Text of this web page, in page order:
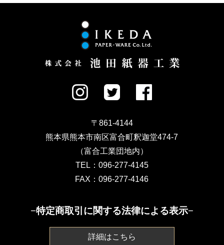
〒861-4144
熊本県熊本市南区富合町釈迦堂474-7
（富合工業団地内）
TEL：096-277-4145
FAX：096-277-4146
−特定商取引に関する法律による表示−
詳細はこちら